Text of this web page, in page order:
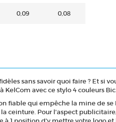
0,09 0,08
sans savoir quoi faire ? Et si
avec ce stylo 4 couleurs Bic.
fiable qui empêche la mine de
ceinture. Pour l'aspect